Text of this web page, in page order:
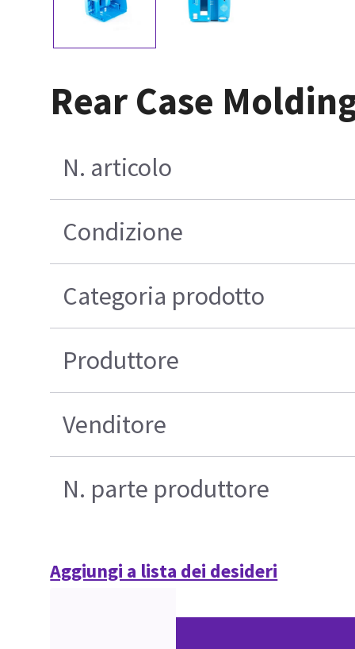
Rear Case
N. articolo
Condizione
Categoria prodotto
Produttore
Venditore
N. parte produttore
Aggiungi a lista dei desideri